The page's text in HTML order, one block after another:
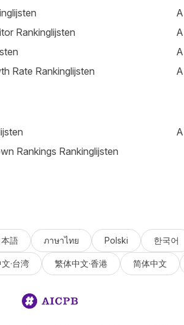
Rankinglijsten
Rate Rankinglijsten
Rankings Rankinglijsten
本語 ภาษาไทย Polski 한국어
·台湾 繁体中文·香港 简体中文